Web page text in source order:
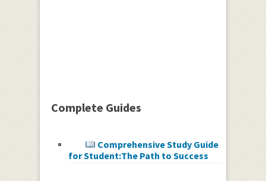
Complete Guides
Comprehensive Study Guide
for Student:The Path to Success